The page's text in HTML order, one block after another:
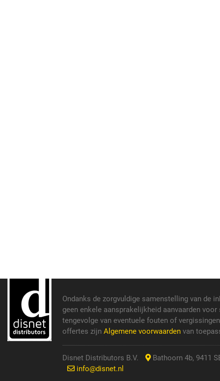
Ondanks de zorgvuldige samenstelling van de
geen enkele aansprakelijkheid aanvaarden
tengevolge van eventuele fouten of
offertes zijn Algemene voorwaarden van
Disnet Distributors B.V.
Bathoorn 4b, 9411
info@disnet.nl